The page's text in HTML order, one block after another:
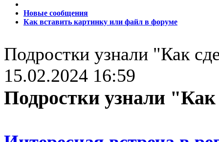
Новые сообщения
Как вставить картинку или файл в форуме
Подростки узнали "Как
15.02.2024 16:59
Подростки узнали "Как